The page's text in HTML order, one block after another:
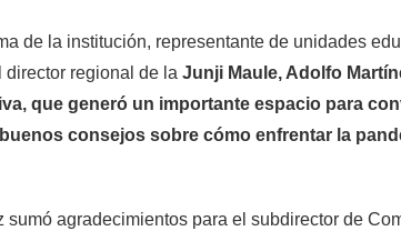
de la institución, representante de unidades
regional de la Junji Maule, Adolfo
que generó un importante espacio para
consejos sobre cómo enfrentar la
sumó agradecimientos para el subdirector de